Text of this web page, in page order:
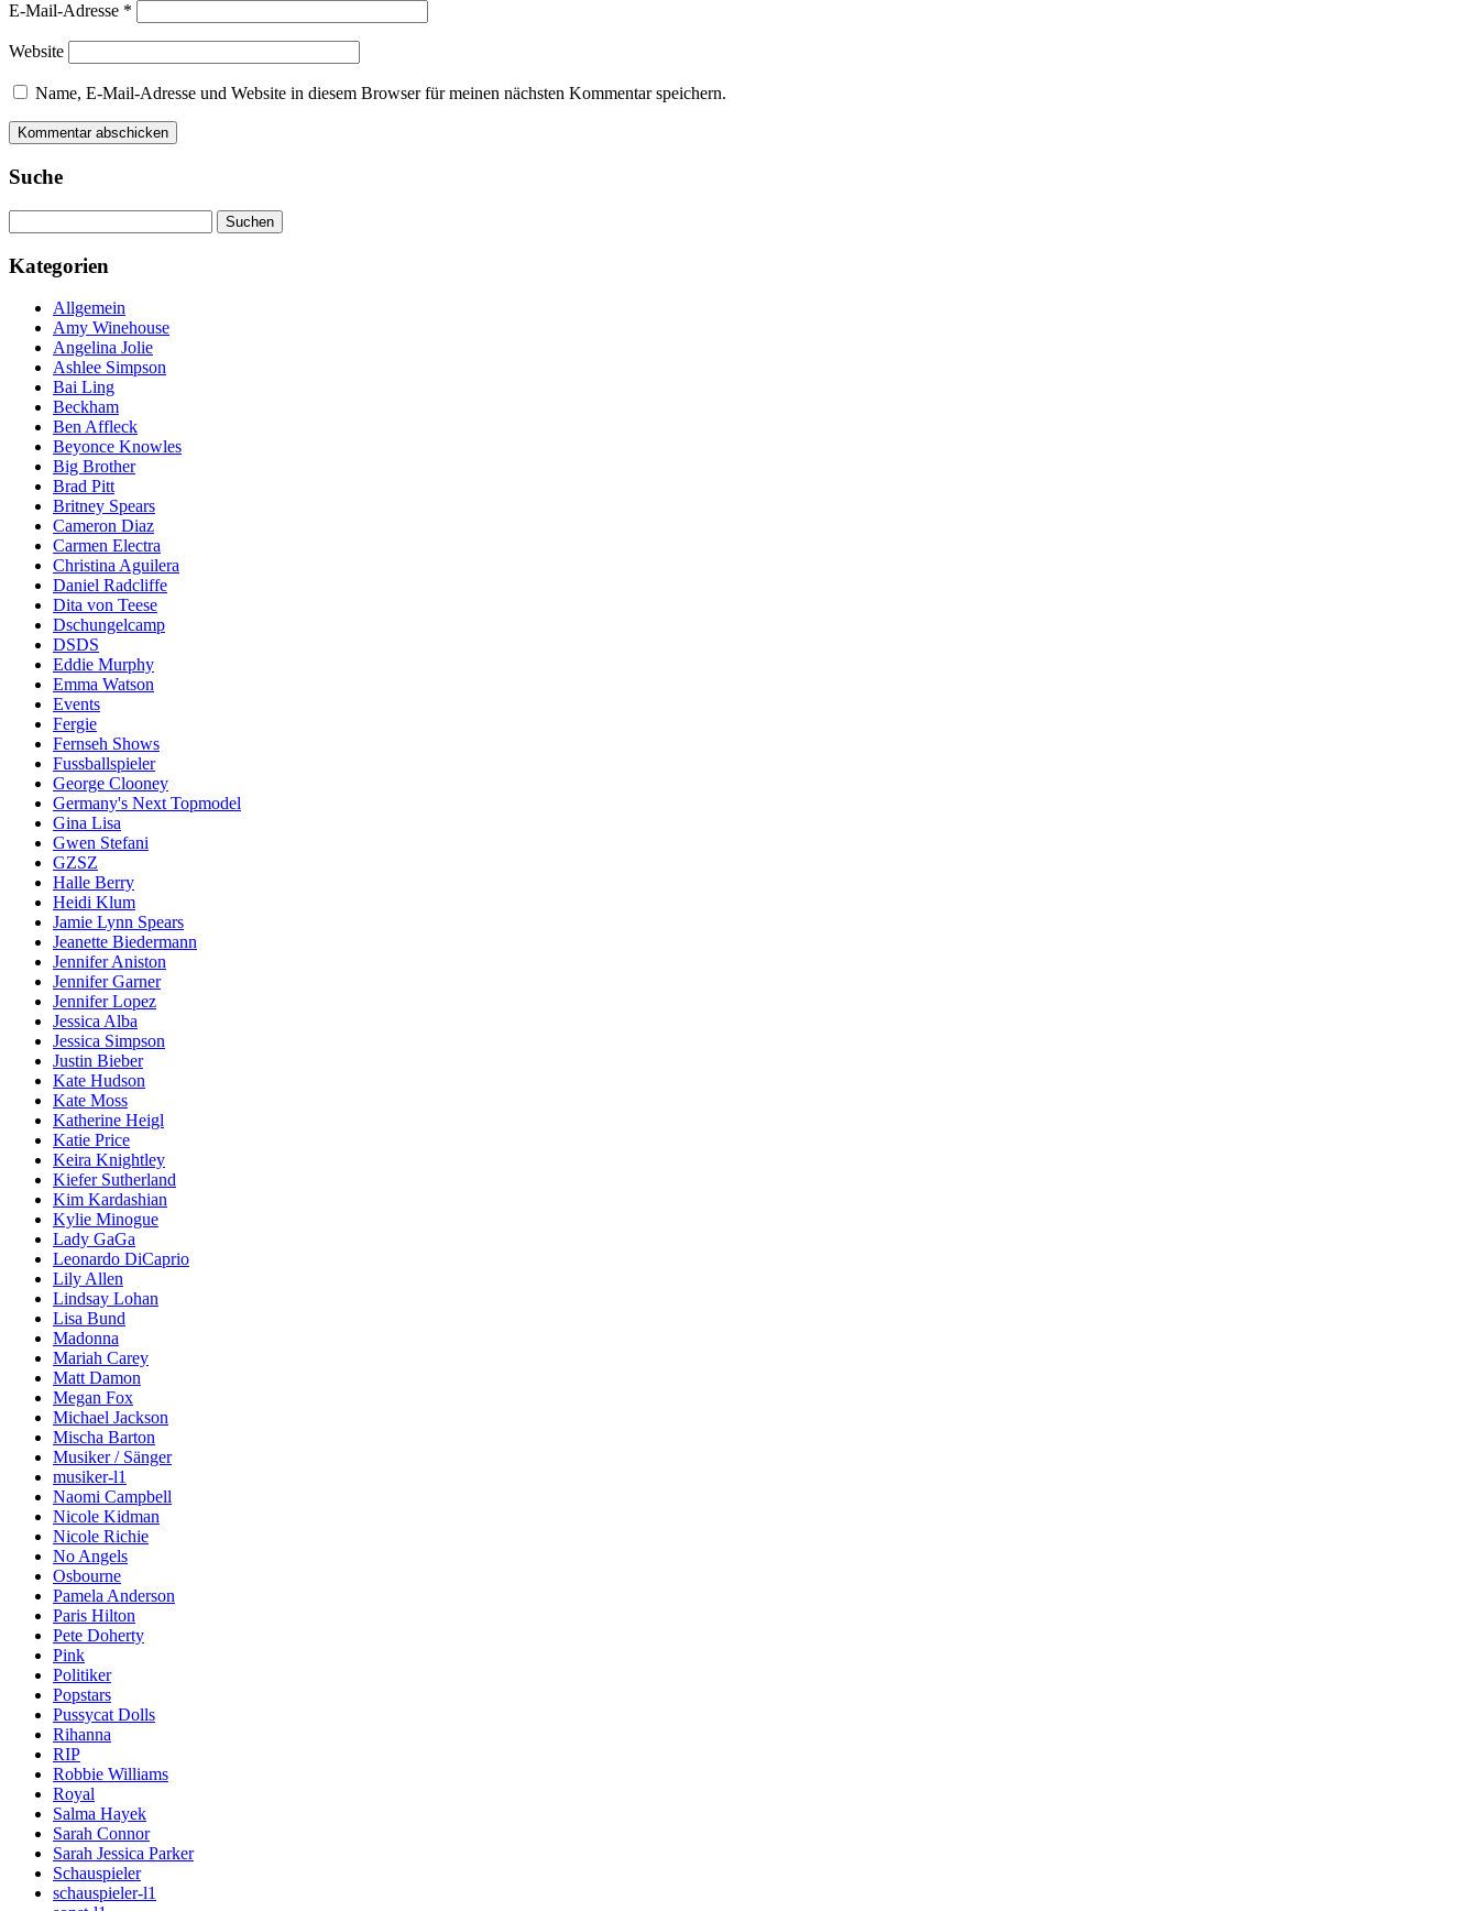
E-Mail-Adresse *
Website
Name, E-Mail-Adresse und Website in diesem Browser für meinen nächsten Kommentar speichern.
Suche
nach:
Kategorien
Allgemein
Amy Winehouse
Angelina Jolie
Ashlee Simpson
Bai Ling
Beckham
Ben Affleck
Beyonce Knowles
Big Brother
Brad Pitt
Britney Spears
Cameron Diaz
Carmen Electra
Christina Aguilera
Daniel Radcliffe
Dita von Teese
Dschungelcamp
DSDS
Eddie Murphy
Emma Watson
Events
Fergie
Fernseh Shows
Fussballspieler
George Clooney
Germany's Next Topmodel
Gina Lisa
Gwen Stefani
GZSZ
Halle Berry
Heidi Klum
Jamie Lynn Spears
Jeanette Biedermann
Jennifer Aniston
Jennifer Garner
Jennifer Lopez
Jessica Alba
Jessica Simpson
Justin Bieber
Kate Hudson
Kate Moss
Katherine Heigl
Katie Price
Keira Knightley
Kiefer Sutherland
Kim Kardashian
Kylie Minogue
Lady GaGa
Leonardo DiCaprio
Lily Allen
Lindsay Lohan
Lisa Bund
Madonna
Mariah Carey
Matt Damon
Megan Fox
Michael Jackson
Mischa Barton
Musiker / Sänger
musiker-l1
Naomi Campbell
Nicole Kidman
Nicole Richie
No Angels
Osbourne
Pamela Anderson
Paris Hilton
Pete Doherty
Pink
Politiker
Popstars
Pussycat Dolls
Rihanna
RIP
Robbie Williams
Royal
Salma Hayek
Sarah Connor
Sarah Jessica Parker
Schauspieler
schauspieler-l1